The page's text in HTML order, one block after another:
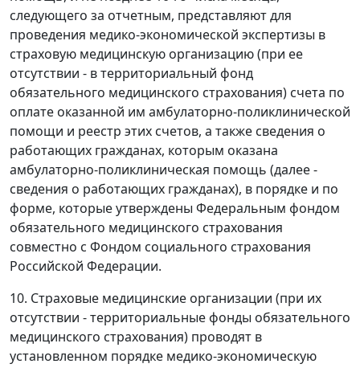
следующего за отчетным, представляют для
проведения медико-экономической экспертизы в
страховую медицинскую организацию (при ее
отсутствии - в территориальный фонд
обязательного медицинского страхования) счета по
оплате оказанной им амбулаторно-поликлинической
помощи и реестр этих счетов, а также сведения о
работающих гражданах, которым оказана
амбулаторно-поликлиническая помощь (далее -
сведения о работающих гражданах), в порядке и по
форме, которые утверждены Федеральным фондом
обязательного медицинского страхования
совместно с Фондом социального страхования
Российской Федерации.
10. Страховые медицинские организации (при их
отсутствии - территориальные фонды обязательного
медицинского страхования) проводят в
установленном порядке медико-экономическую